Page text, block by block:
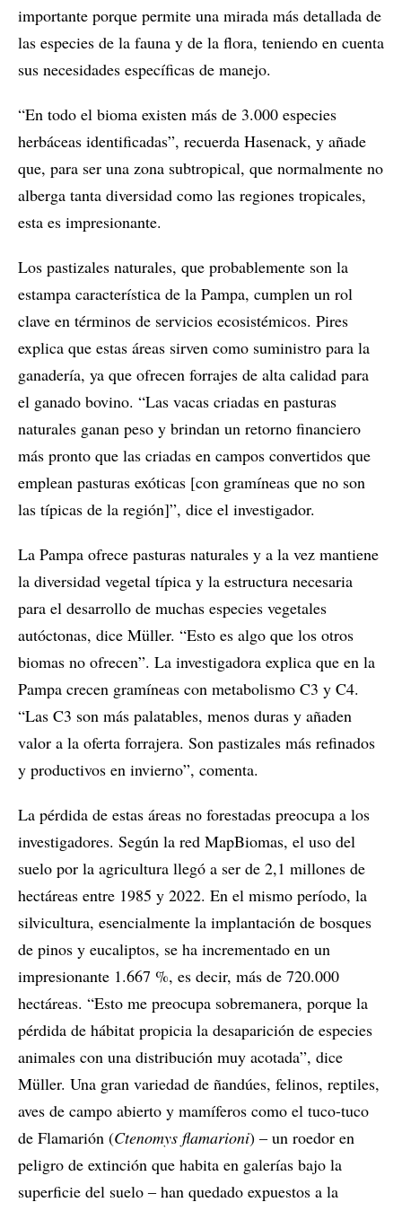
importante porque permite una mirada más detallada de
las especies de la fauna y de la flora, teniendo en cuenta
sus necesidades específicas de manejo.
“En todo el bioma existen más de 3.000 especies
herbáceas identificadas”, recuerda Hasenack, y añade
que, para ser una zona subtropical, que normalmente no
alberga tanta diversidad como las regiones tropicales,
esta es impresionante.
Los pastizales naturales, que probablemente son la
estampa característica de la Pampa, cumplen un rol
clave en términos de servicios ecosistémicos. Pires
explica que estas áreas sirven como suministro para la
ganadería, ya que ofrecen forrajes de alta calidad para
el ganado bovino. “Las vacas criadas en pasturas
naturales ganan peso y brindan un retorno financiero
más pronto que las criadas en campos convertidos que
emplean pasturas exóticas [con gramíneas que no son
las típicas de la región]”, dice el investigador.
La Pampa ofrece pasturas naturales y a la vez mantiene
la diversidad vegetal típica y la estructura necesaria
para el desarrollo de muchas especies vegetales
autóctonas, dice Müller. “Esto es algo que los otros
biomas no ofrecen”. La investigadora explica que en la
Pampa crecen gramíneas con metabolismo C3 y C4.
“Las C3 son más palatables, menos duras y añaden
valor a la oferta forrajera. Son pastizales más refinados
y productivos en invierno”, comenta.
La pérdida de estas áreas no forestadas preocupa a los
investigadores. Según la red MapBiomas, el uso del
suelo por la agricultura llegó a ser de 2,1 millones de
hectáreas entre 1985 y 2022. En el mismo período, la
silvicultura, esencialmente la implantación de bosques
de pinos y eucaliptos, se ha incrementado en un
impresionante 1.667 %, es decir, más de 720.000
hectáreas. “Esto me preocupa sobremanera, porque la
pérdida de hábitat propicia la desaparición de especies
animales con una distribución muy acotada”, dice
Müller. Una gran variedad de ñandúes, felinos, reptiles,
aves de campo abierto y mamíferos como el tuco-tuco
de Flamarión (Ctenomys flamarioni) ‒ un roedor en
peligro de extinción que habita en galerías bajo la
superficie del suelo ‒ han quedado expuestos a la